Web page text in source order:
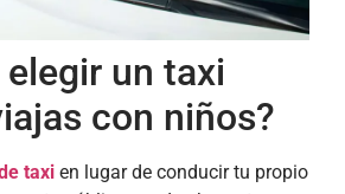
elegir un taxi
con niños?
taxi en lugar de conducir tu propio